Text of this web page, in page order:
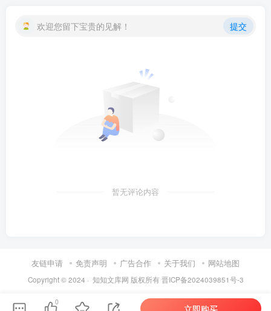
欢迎您留下宝贵的见解！ 提交
暂无评论内容
友链申请 免责声明 广告合作 关于我们 网站地图
Copyright © 2024 · 知知文库网 版权所有晋ICP备2024039851号-3
0
立即购买